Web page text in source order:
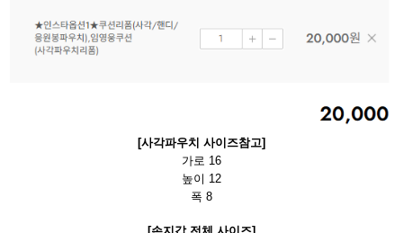
[사각파우치 사이즈참고]
가로 16
높이 12
폭 8